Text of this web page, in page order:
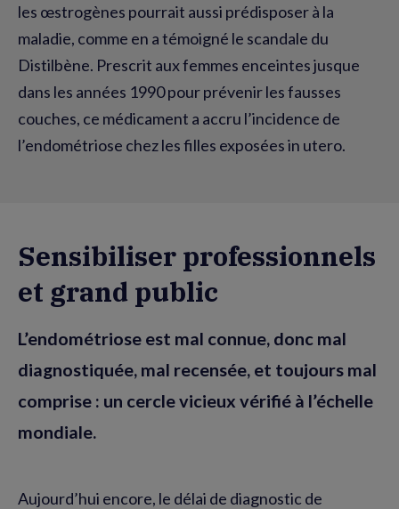
les œstrogènes pourrait aussi prédisposer à la
maladie, comme en a témoigné le scandale du
Distilbène. Prescrit aux femmes enceintes jusque
dans les années 1990 pour prévenir les fausses
couches, ce médicament a accru l’incidence de
l’endométriose chez les filles exposées in utero.
Sensibiliser professionnels
et grand public
L’endométriose est mal connue, donc mal
diagnostiquée, mal recensée, et toujours mal
comprise : un cercle vicieux vérifié à l’échelle
mondiale.
Aujourd’hui encore, le délai de diagnostic de